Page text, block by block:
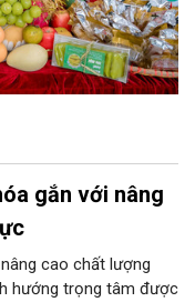
gắn với nâng
cao chất lượng
hướng trọng tâm được